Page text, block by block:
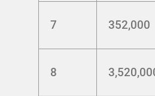
7 352,000
8